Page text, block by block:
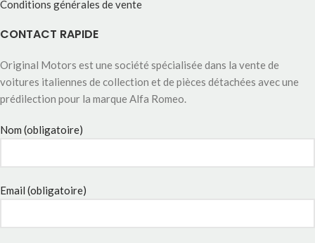
Conditions générales de vente
CONTACT RAPIDE
Original Motors est une société spécialisée dans la vente de
voitures italiennes de collection et de pièces détachées avec une
prédilection pour la marque Alfa Romeo.
Nom (obligatoire)
Email (obligatoire)